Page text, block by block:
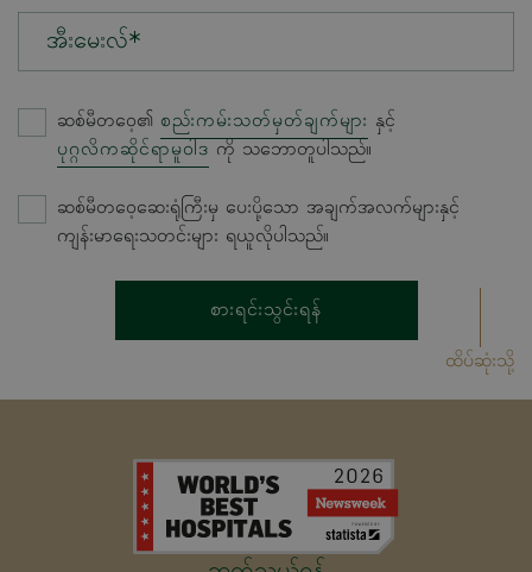
အီးမေးလ်*
ဆစ်မီတဝေ့၏ စည်းကမ်းသတ်မှတ်ချက်များ နှင့်
ပုဂ္ဂလိကဆိုင်ရာမူဝါဒ ကို သဘောတူပါသည်။
ဆစ်မီတဝေ့ဆေးရုံကြီးမှ ပေးပို့သော အချက်အလက်များနှင့်
ကျန်းမာရေးသတင်းများ ရယူလိုပါသည်။
စားရင်းသွင်းရန်
ထိပ်ဆုံးသို့